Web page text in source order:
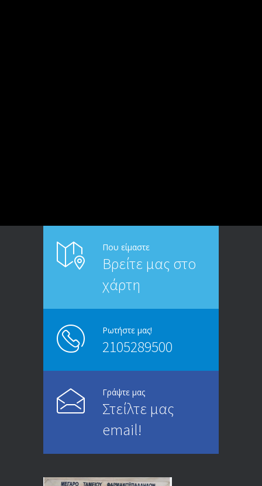
Που είμαστε
Βρείτε μας στο
χάρτη
Ρωτήστε μας!
2105289500
Γράψτε μας
Στείλτε μας
email!